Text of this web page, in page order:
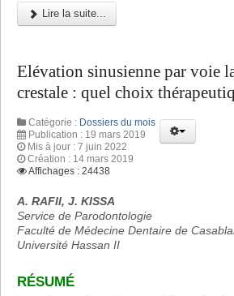
Lire la suite...
Elévation sinusienne par voie
crestale : quel choix
Catégorie : Dossiers du mois
Publication : 19 mars 2019
Mis à jour : 7 juin 2022
Création : 14 mars 2019
Affichages : 24438
A. RAFII, J. KISSA
Service de Parodontologie
Faculté de Médecine Dentaire de
Université Hassan II
RÉSUMÉ